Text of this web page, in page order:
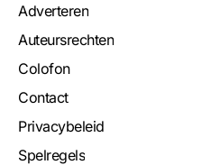
Adverteren
Auteursrechten
Colofon
Contact
Privacybeleid
Spelregels